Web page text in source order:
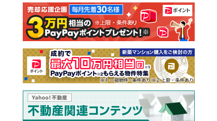
注文住宅 土地
売却査定